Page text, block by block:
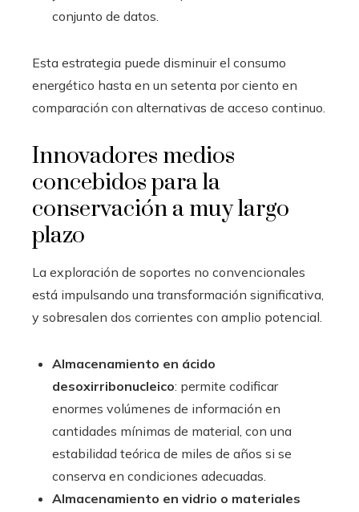
conjunto de datos.
Esta estrategia puede disminuir el consumo
energético hasta en un setenta por ciento en
comparación con alternativas de acceso continuo.
Innovadores medios
concebidos para la
conservación a muy largo
plazo
La exploración de soportes no convencionales
está impulsando una transformación significativa,
y sobresalen dos corrientes con amplio potencial.
Almacenamiento en ácido
desoxirribonucleico: permite codificar
enormes volúmenes de información en
cantidades mínimas de material, con una
estabilidad teórica de miles de años si se
conserva en condiciones adecuadas.
Almacenamiento en vidrio o materiales